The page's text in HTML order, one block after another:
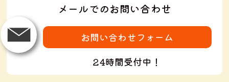
メールでのお問い合わせ
お問い合わせフォーム
24時間受付中！